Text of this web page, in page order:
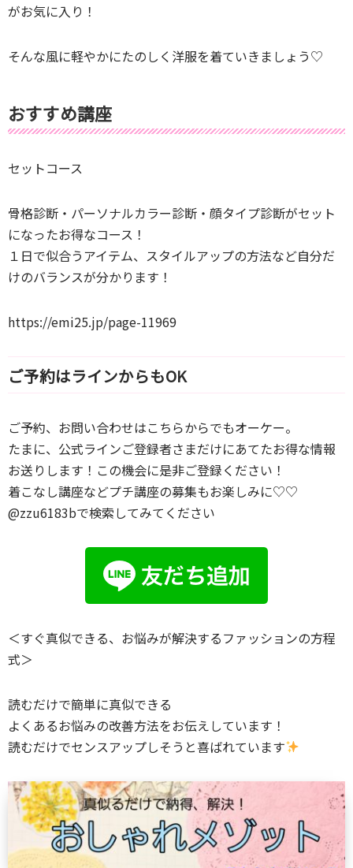
がお気に入り！
そんな風に軽やかにたのしく洋服を着ていきましょう♡
おすすめ講座
セットコース
骨格診断・パーソナルカラー診断・顔タイプ診断がセット
になったお得なコース！
１日で似合うアイテム、スタイルアップの方法など自分だ
けのバランスが分かります！
https://emi25.jp/page-11969
ご予約はラインからもOK
ご予約、お問い合わせはこちらからでもオーケー。
たまに、公式ラインご登録者さまだけにあてたお得な情報
お送りします！この機会に是非ご登録ください！
着こなし講座などプチ講座の募集もお楽しみに♡♡
@zzu6183bで検索してみてください
＜すぐ真似できる、お悩みが解決するファッションの方程
式＞
読むだけで簡単に真似できる
よくあるお悩みの改善方法をお伝えしています！
読むだけでセンスアップしそうと喜ばれています